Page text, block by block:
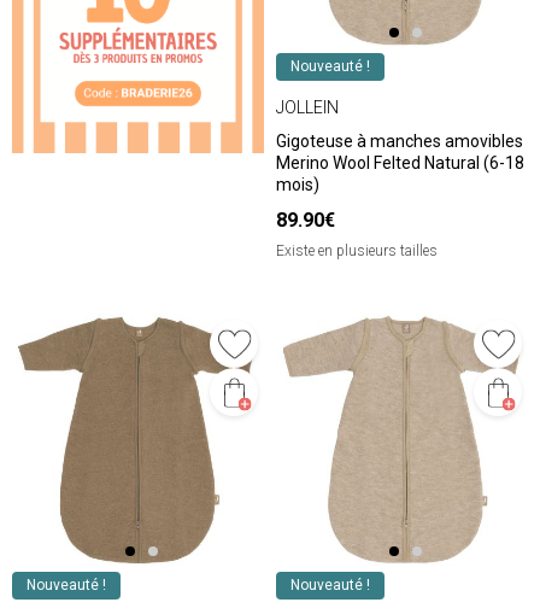
Nouveauté !
JOLLEIN
Gigoteuse à manches amovibles
Merino Wool Felted Natural (6-18
mois)
89.90€
Existe en plusieurs tailles
Nouveauté ! Nouveauté !